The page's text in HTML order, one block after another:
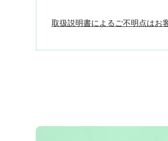
取扱説明書によるご不明点はお